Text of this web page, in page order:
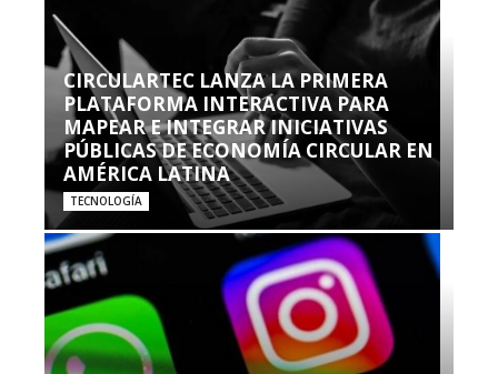
CIRCULARTEC LANZA LA PRIMERA
PLATAFORMA INTERACTIVA PARA
MAPEAR E INTEGRAR INICIATIVAS
PÚBLICAS DE ECONOMÍA CIRCULAR EN
AMÉRICA LATINA
TECNOLOGÍA